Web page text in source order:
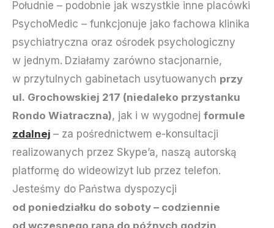
Południe – podobnie jak wszystkie inne placówki
PsychoMedic – funkcjonuje jako fachowa klinika
psychiatryczna oraz ośrodek psychologiczny
w jednym. Działamy zarówno stacjonarnie,
w przytulnych gabinetach usytuowanych przy
ul. Grochowskiej 217 (niedaleko przystanku
Rondo Wiatraczna), jak i w wygodnej formule
zdalnej – za pośrednictwem e-konsultacji
realizowanych przez Skype’a, naszą autorską
platformę do wideowizyt lub przez telefon.
Jesteśmy do Państwa dyspozycji
od poniedziałku do soboty – codziennie
od wczesnego rana do późnych godzin